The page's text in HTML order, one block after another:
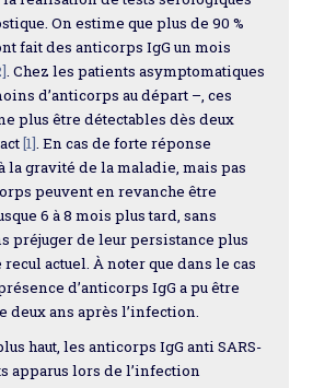
On estime que plus de 90 %
fait des anticorps IgG un mois
. Chez les patients asymptomatiques
d’anticorps au départ –, ces
plus être détectables dès deux
[1]. En cas de forte réponse
la gravité de la maladie, mais pas
peuvent en revanche être
6 à 8 mois plus tard, sans
préjuger de leur persistance plus
actuel. À noter que dans le cas
d’anticorps IgG a pu être
deux ans après l’infection.
haut, les anticorps IgG anti SARS-
apparus lors de l’infection